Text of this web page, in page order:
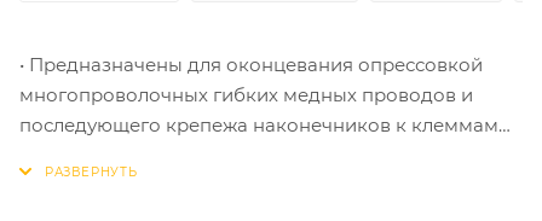
• Предназначены для оконцевания опрессовкой
многопроволочных гибких медных проводов и
последующего крепежа наконечников к клеммам